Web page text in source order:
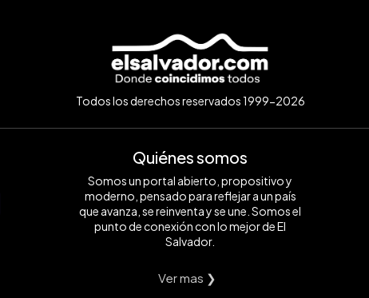
Todos los derechos reservados 1999-2026
Quiénes somos
Somos un portal abierto, propositivo y
moderno, pensado para reflejar a un país
que avanza, se reinventa y se une. Somos el
punto de conexión con lo mejor de El
Salvador.
Ver mas ❯